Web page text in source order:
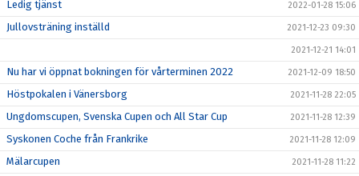
Ledig tjänst 2022-01-28 15:06
Jullovsträning inställd 2021-12-23 09:30
2021-12-21 14:01
Nu har vi öppnat bokningen för vårterminen 2022 2021-12-09 18:50
Höstpokalen i Vänersborg 2021-11-28 22:05
Ungdomscupen, Svenska Cupen och All Star Cup 2021-11-28 12:39
Syskonen Coche från Frankrike 2021-11-28 12:09
Mälarcupen 2021-11-28 11:22